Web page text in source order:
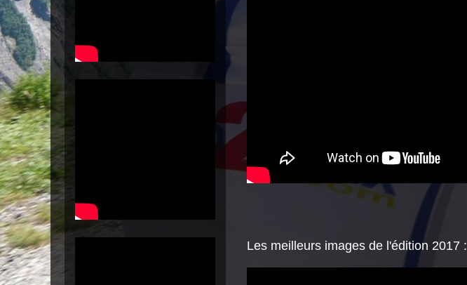
Les meilleurs images de l'édition 2017 :